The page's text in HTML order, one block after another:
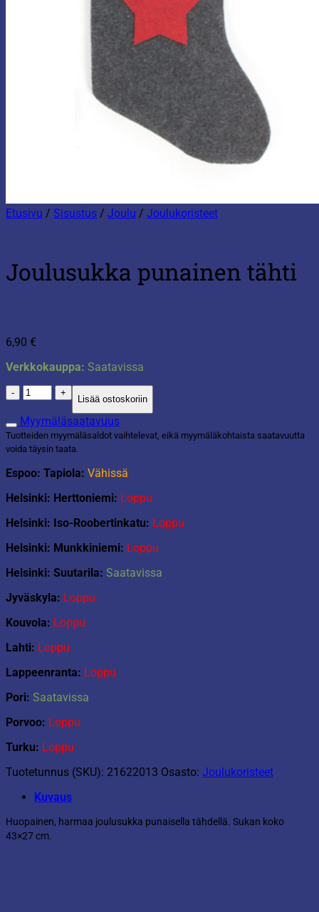
Etusivu / Sisustus / Joulu / Joulukoristeet
Joulusukka punainen tähti
6,90 €
Verkkokauppa: Saatavissa
Joulusukka
punainen
tähti
määrä
Lisää ostoskoriin
Myymäläsaatavuus
Tuotteiden myymäläsaldot vaihtelevat, eikä myymäläkohtaista saatavuutta
voida täysin taata.
Espoo: Tapiola: Vähissä
Helsinki: Herttoniemi: Loppu
Helsinki: Iso-Roobertinkatu: Loppu
Helsinki: Munkkiniemi: Loppu
Helsinki: Suutarila: Saatavissa
Jyväskyla: Loppu
Kouvola: Loppu
Lahti: Loppu
Lappeenranta: Loppu
Pori: Saatavissa
Porvoo: Loppu
Turku: Loppu
Tuotetunnus (SKU): 21622013 Osasto: Joulukoristeet
Kuvaus
Huopainen, harmaa joulusukka punaisella tähdellä. Sukan koko
43×27 cm.